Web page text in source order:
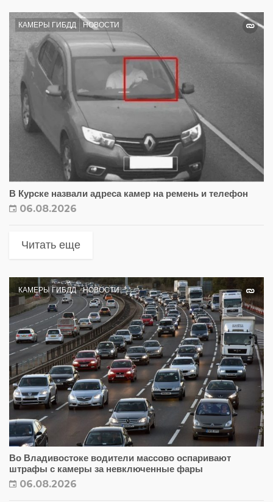
КАМЕРЫ ГИБДД НОВОСТИ
В Курске назвали адреса камер на ремень и телефон
06.08.2026
Читать еще
КАМЕРЫ ГИБДД НОВОСТИ
Во Владивостоке водители массово оспаривают
штрафы с камеры за невключенные фары
06.08.2026